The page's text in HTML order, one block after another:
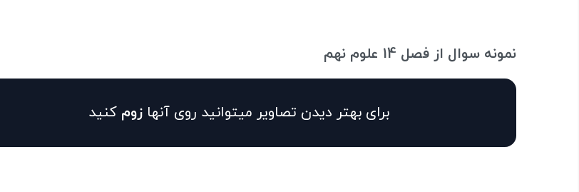
نمونه سوال از فصل 14 علوم نهم
برای بهتر دیدن تصاویر میتوانید روی آنهازوم کنید